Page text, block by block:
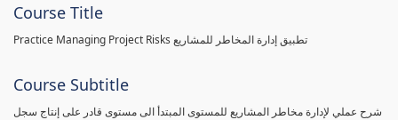
Course Title
Practice Managing Project Risks تطبيق إدارة المخاطر للمشاريع
Course Subtitle
شرح عملي لإدارة مخاطر المشاريع للمستوى المبتدأ الى مستوى قادر على إنتاج سجل